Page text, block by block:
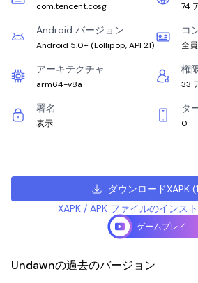
com.tencent.cosg 74
Android バージョン
Android 5.0+ (Lollipop, API 21)
コ
全員
アーキテクチャ
arm64-v8a
権
33
署名
表示
タ
0
ダウンロードXAPK(
XAPK / APK ファイルのインス
ゲームプレイ
Undawnの過去のバージョン